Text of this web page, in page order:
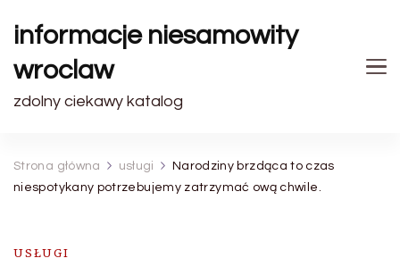
informacje niesamowity
wroclaw
zdolny ciekawy katalog
Strona główna usługi
Narodziny brzdąca to czas
niespotykany potrzebujemy zatrzymać ową chwile.
USŁUGI